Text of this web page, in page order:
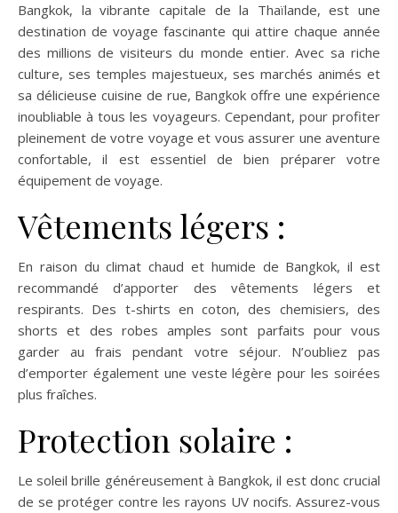
Bangkok, la vibrante capitale de la Thaïlande, est une
destination de voyage fascinante qui attire chaque année
des millions de visiteurs du monde entier. Avec sa riche
culture, ses temples majestueux, ses marchés animés et
sa délicieuse cuisine de rue, Bangkok offre une expérience
inoubliable à tous les voyageurs. Cependant, pour profiter
pleinement de votre voyage et vous assurer une aventure
confortable, il est essentiel de bien préparer votre
équipement de voyage.
Vêtements légers :
En raison du climat chaud et humide de Bangkok, il est
recommandé d’apporter des vêtements légers et
respirants. Des t-shirts en coton, des chemisiers, des
shorts et des robes amples sont parfaits pour vous
garder au frais pendant votre séjour. N’oubliez pas
d’emporter également une veste légère pour les soirées
plus fraîches.
Protection solaire :
Le soleil brille généreusement à Bangkok, il est donc crucial
de se protéger contre les rayons UV nocifs. Assurez-vous